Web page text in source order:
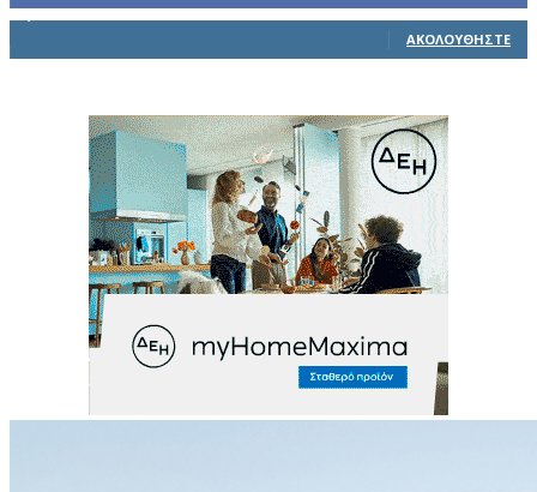
ΑΚΟΛΟΥΘΉΣΤΕ